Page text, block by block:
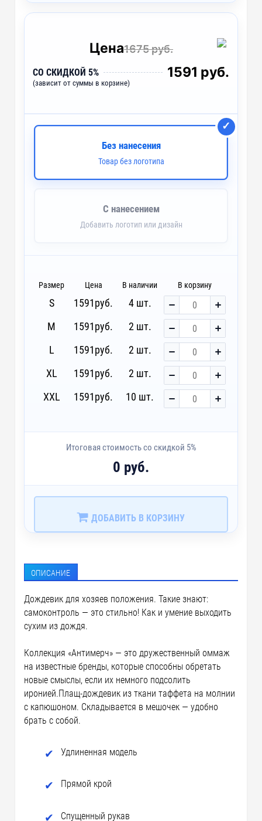
Цена1675 руб.
СО СКИДКОЙ 5%
(зависит от суммы в корзине)
1591 руб.
Без нанесения
Товар без логотипа
С нанесением
Добавить логотип или дизайн
Размер Цена В наличии В корзину
S 1591руб.
4 шт.
M
1591руб.
2 шт.
L
1591руб.
2 шт.
XL
1591руб.
2 шт.
XXL
1591руб. 10 шт.
Итоговая стоимость со скидкой 5%
0 руб.
ДОБАВИТЬ В КОРЗИНУ
ОПИСАНИЕ
Дождевик для хозяев положения. Такие знают:
самоконтроль — это стильно! Как и умение выходить
сухим из дождя.
Коллекция «Антимерч» — это дружественный оммаж
на известные бренды, которые способны обретать
новые смыслы, если их немного подсолить
иронией.Плащ-дождевик из ткани таффета на молнии
с капюшоном. Складывается в мешочек — удобно
брать с собой.
Удлиненная модель
Прямой крой
Спущенный рукав